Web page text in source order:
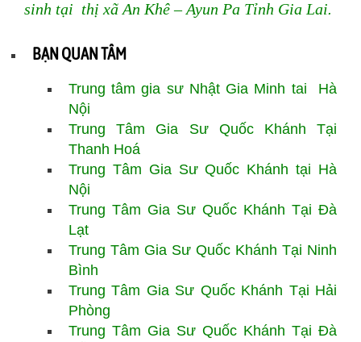
sinh tại thị xã An Khê – Ayun Pa Tỉnh Gia Lai.
BẠN QUAN TÂM
Trung tâm gia sư Nhật Gia Minh tai Hà
Nội
Trung Tâm Gia Sư Quốc Khánh Tại
Thanh Hoá
Trung Tâm Gia Sư Quốc Khánh tại Hà
Nội
Trung Tâm Gia Sư Quốc Khánh Tại Đà
Lạt
Trung Tâm Gia Sư Quốc Khánh Tại Ninh
Bình
Trung Tâm Gia Sư Quốc Khánh Tại Hải
Phòng
Trung Tâm Gia Sư Quốc Khánh Tại Đà